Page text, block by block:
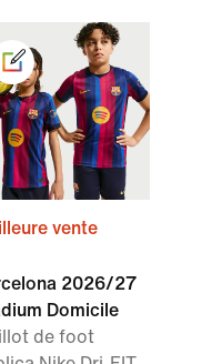
vente
2026/27
Domicile
de foot